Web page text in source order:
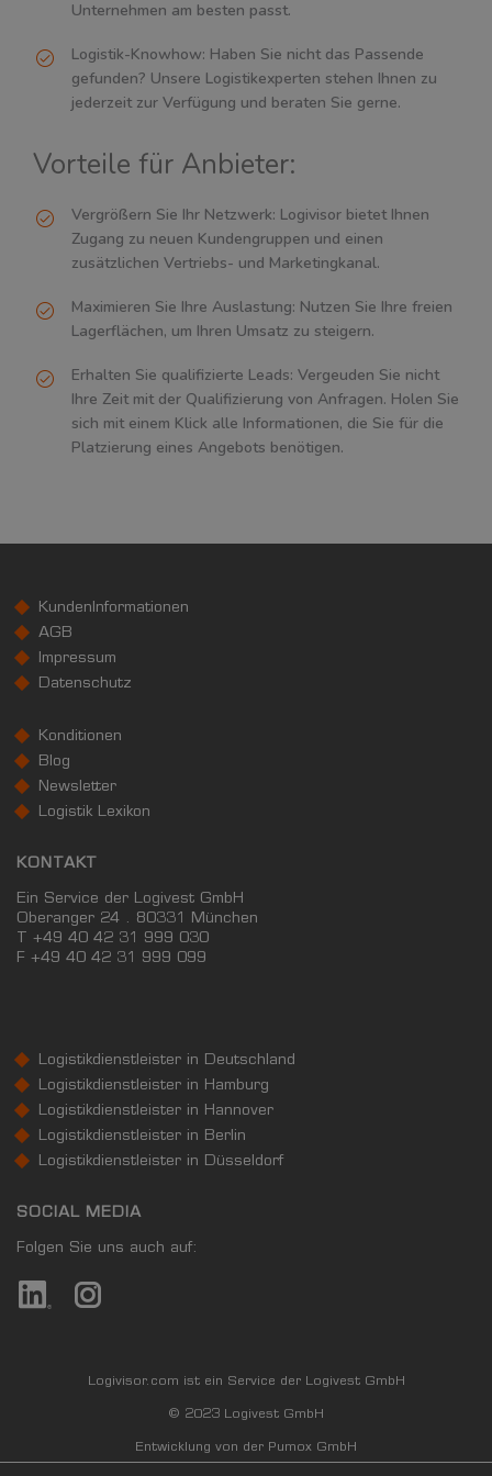
Unternehmen am besten passt.
Logistik-Knowhow: Haben Sie nicht das Passende
gefunden? Unsere Logistikexperten stehen Ihnen zu
jederzeit zur Verfügung und beraten Sie gerne.
Vorteile für Anbieter:
Vergrößern Sie Ihr Netzwerk: Logivisor bietet Ihnen
Zugang zu neuen Kundengruppen und einen
zusätzlichen Vertriebs- und Marketingkanal.
Maximieren Sie Ihre Auslastung: Nutzen Sie Ihre freien
Lagerflächen, um Ihren Umsatz zu steigern.
Erhalten Sie qualifizierte Leads: Vergeuden Sie nicht
Ihre Zeit mit der Qualifizierung von Anfragen. Holen Sie
sich mit einem Klick alle Informationen, die Sie für die
Platzierung eines Angebots benötigen.
KundenInformationen
AGB
Impressum
Datenschutz
Konditionen
Blog
Newsletter
Logistik Lexikon
KONTAKT
Ein Service der Logivest GmbH
Oberanger 24 . 80331 München
T +49 40 42 31 999 030
F +49 40 42 31 999 099
Logistikdienstleister in Deutschland
Logistikdienstleister in Hamburg
Logistikdienstleister in Hannover
Logistikdienstleister in Berlin
Logistikdienstleister in Düsseldorf
SOCIAL MEDIA
Folgen Sie uns auch auf:
Logivisor.com ist ein Service der Logivest GmbH
© 2023 Logivest GmbH
Entwicklung von der Pumox GmbH